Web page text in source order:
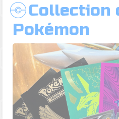
Collection
Pokémon